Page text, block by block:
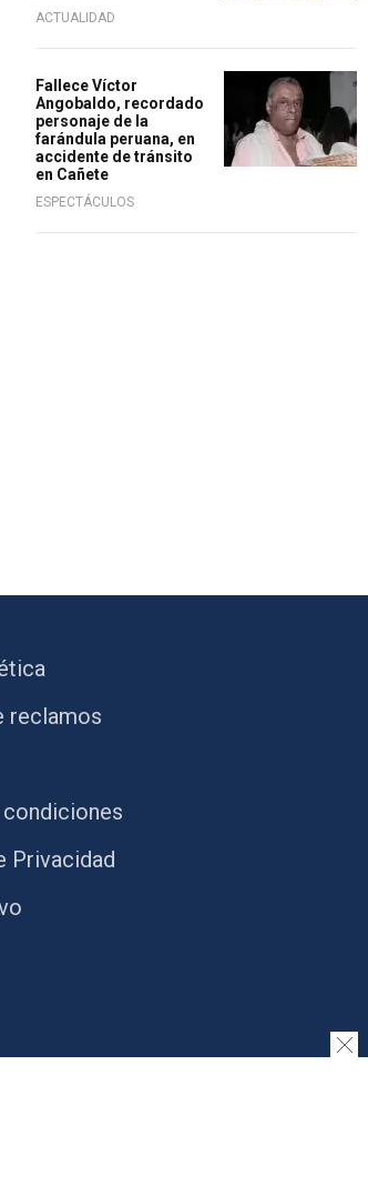
ACTUALIDAD
Fallece Víctor
Angobaldo, recordado
personaje de la
farándula peruana, en
accidente de tránsito
en Cañete
ESPECTÁCULOS
reclamos
Privacidad